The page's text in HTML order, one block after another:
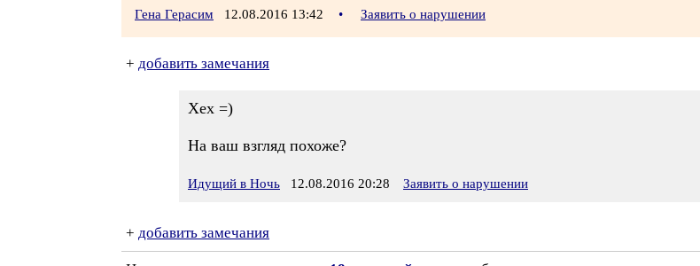
Гена Герасим 12.08.2016 13:42 • Заявить о нарушении
+ добавить замечания
Хех =)
На ваш взгляд похоже?
Идущий в Ночь 12.08.2016 20:28 Заявить о нарушении
+ добавить замечания